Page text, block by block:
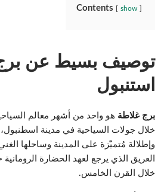
Contents show
توصيف بسيط عن
استنبول
برج غلاطة هو واحد من أشهر معالم
خلال جولات السياحية في مدينة اسطنبول،
وإطلالة مُتميّزة على المدينة وساحلها
العريق الذي يرجع لعهد الحضارة
خلال القرن الخامس.